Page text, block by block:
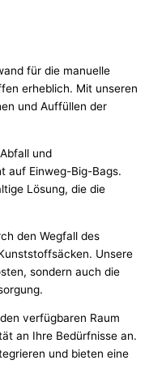
für die manuelle
erheblich. Mit unseren
und Auffüllen der
und
auf Einweg-Big-Bags.
Lösung, die die
den Wegfall des
Unsere
sondern auch die
verfügbaren Raum
an Ihre Bedürfnisse an.
und bieten eine